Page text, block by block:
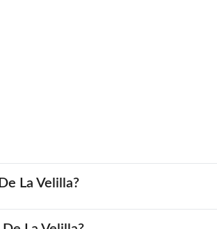
La Velilla?